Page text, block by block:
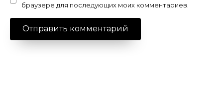
браузере для последующих моих комментариев.